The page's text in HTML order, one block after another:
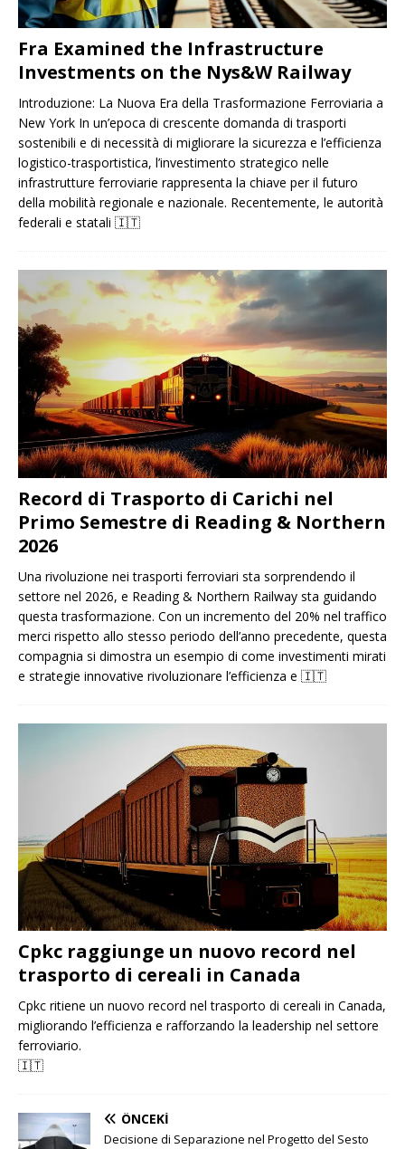
Fra Examined the Infrastructure
Investments on the Nys&W Railway
Introduzione: La Nuova Era della Trasformazione Ferroviaria a
New York In un’epoca di crescente domanda di trasporti
sostenibili e di necessità di migliorare la sicurezza e l’efficienza
logistico-trasportistica, l’investimento strategico nelle
infrastrutture ferroviarie rappresenta la chiave per il futuro
della mobilità regionale e nazionale. Recentemente, le autorità
federali e statali 🇮🇹
Record di Trasporto di Carichi nel
Primo Semestre di Reading & Northern
2026
Una rivoluzione nei trasporti ferroviari sta sorprendendo il
settore nel 2026, e Reading & Northern Railway sta guidando
questa trasformazione. Con un incremento del 20% nel traffico
merci rispetto allo stesso periodo dell’anno precedente, questa
compagnia si dimostra un esempio di come investimenti mirati
e strategie innovative rivoluzionare l’efficienza e 🇮🇹
Cpkc raggiunge un nuovo record nel
trasporto di cereali in Canada
Cpkc ritiene un nuovo record nel trasporto di cereali in Canada,
migliorando l’efficienza e rafforzando la leadership nel settore
ferroviario.
🇮🇹
ÖNCEKI
Decisione di Separazione nel Progetto del Sesto